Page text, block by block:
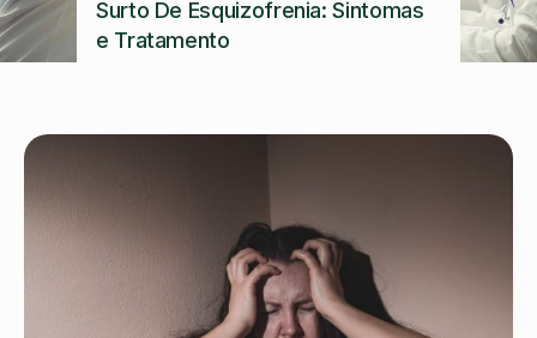
Surto De Esquizofrenia: Sintomas
e Tratamento